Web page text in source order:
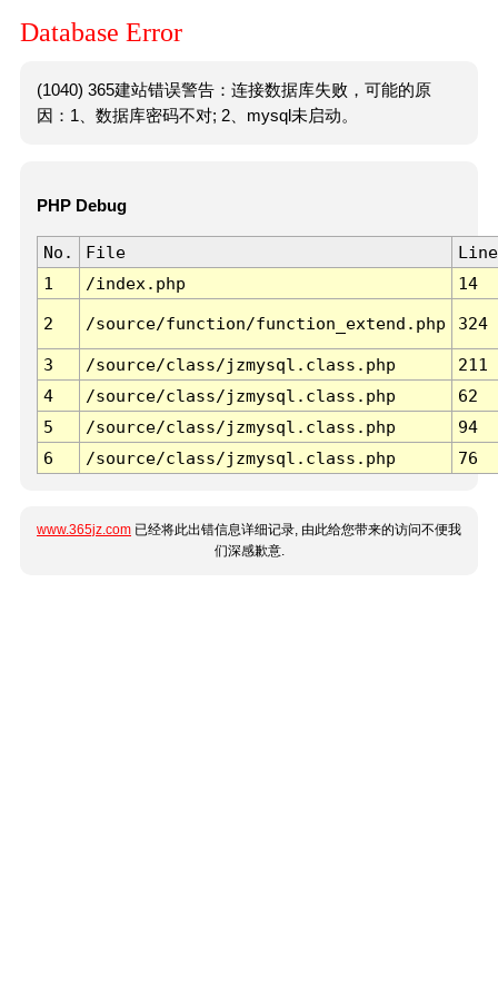
Database Error
(1040) 365建站错误警告：连接数据库失败，可能的原
因：1、数据库密码不对; 2、mysql未启动。
PHP Debug
No. File
Line
1
/index.php 14
2 /source/function/function_extend.php 324
3 /source/class/jzmysql.class.php
211
4
/source/class/jzmysql.class.php
62
5
/source/class/jzmysql.class.php
94
6
/source/class/jzmysql.class.php 76
www.365jz.com 已经将此出错信息详细记录, 由此给您带来的访问不便我
们深感歉意.